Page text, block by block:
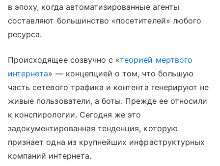
в эпоху, когда автоматизированные агенты
составляют большинство «посетителей» любого
ресурса.
Происходящее созвучно с «теорией мертвого
интернета» — концепцией о том, что большую
часть сетевого трафика и контента генерируют не
живые пользователи, а боты. Прежде ее относили
к конспирологии. Сегодня же это
задокументированная тенденция, которую
признает одна из крупнейших инфраструктурных
компаний интернета.